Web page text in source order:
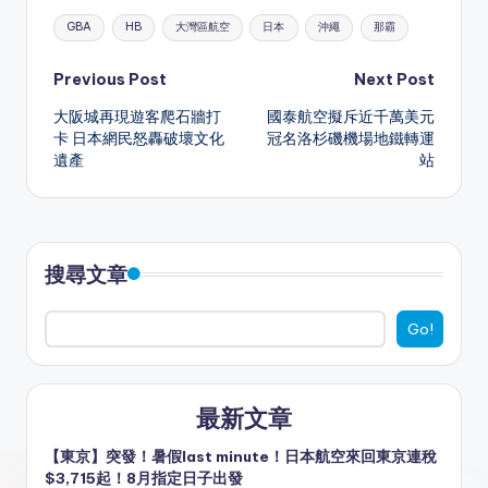
a
ts
A
p
p
e
a
d
s
C
h
t
s
s
g
er
c
e
o
o
k
e
gr
m
ai
l
ar
e
Tags:
GBA HB 大灣區航空 日本 沖繩 那霸
Post
navigation
Previous Post
大阪城再現遊客爬石牆打
卡 日本網民怒轟破壞文化
遺產
Next Post
國泰航空擬斥近千萬美元
冠名洛杉磯機場地鐵轉運
站
搜尋文章
Go!
最新文章
【東京】突發！暑假last minute！日本航空來回東京連稅
$3,715起！8月指定日子出發